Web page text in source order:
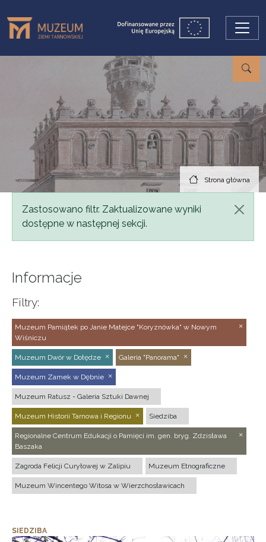
Strona główna
Komunikat
Zastosowano filtr. Zaktualizowane wyniki
dostępne w następnej sekcji.
Informacje
Filtry:
Muzeum Pamiątek po Janie Matejce "Koryznówka" w Nowym
Wiśniczu
Muzeum Dwór w Dołędze Galeria "Panorama"
Muzeum Zamek w Dębnie
Muzeum Ratusz - Galeria Sztuki Dawnej
Muzeum Historii Tarnowa i Regionu Siedziba
Regionalne Centrum Edukacji o Pamięci im. gen. bryg. Zdzisława
Baszaka
Zagroda Felicji Curyłowej w Zalipiu Muzeum Etnograficzne
Muzeum Wincentego Witosa w Wierzchosławicach
SIEDZIBA